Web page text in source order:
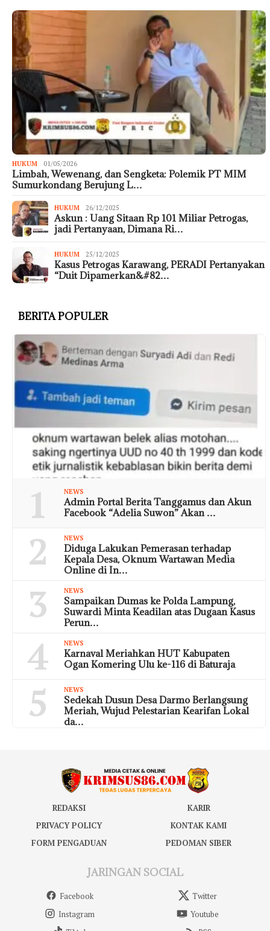
HUKUM 01/05/2026
Limbah, Wewenang, dan Sengketa: Polemik PT MIM
Sumurkondang Berujung L…
HUKUM 26/12/2025
Askun : Uang Sitaan Rp 101 Miliar Petrogas,
jadi Pertanyaan, Dimana Ri…
HUKUM 25/12/2025
Kasus Petrogas Karawang, PERADI Pertanyakan
“Duit Dipamerkan&#82…
BERITA POPULER
1 NEWS
Admin Portal Berita Tanggamus dan Akun
Facebook “Adelia Suwon” Akan …
2 NEWS
Diduga Lakukan Pemerasan terhadap
Kepala Desa, Oknum Wartawan Media
Online di In…
3 NEWS
Sampaikan Dumas ke Polda Lampung,
Suwardi Minta Keadilan atas Dugaan Kasus
Perun…
4 NEWS
Karnaval Meriahkan HUT Kabupaten
Ogan Komering Ulu ke-116 di Baturaja
5 NEWS
Sedekah Dusun Desa Darmo Berlangsung
Meriah, Wujud Pelestarian Kearifan Lokal
da…
REDAKSI
KARIR
PRIVACY POLICY
KONTAK KAMI
FORM PENGADUAN
PEDOMAN SIBER
JARINGAN SOCIAL
Facebook
Twitter
Instagram
Youtube